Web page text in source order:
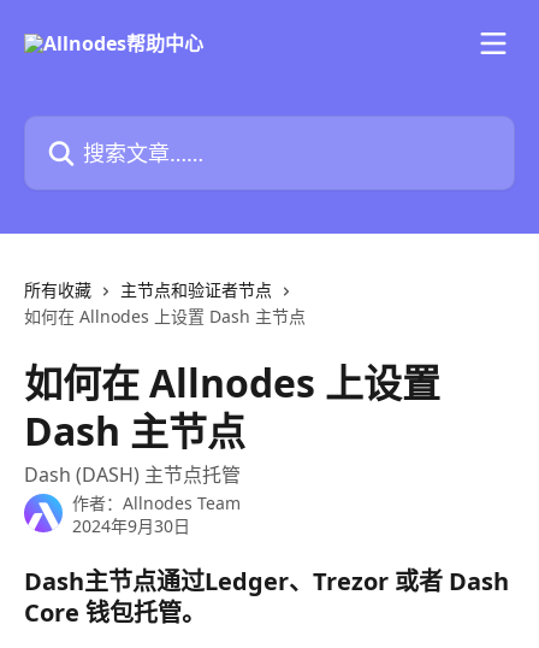
搜索文章……
所有收藏
主节点和验证者节点
如何在 Allnodes 上设置 Dash 主节点
如何在 Allnodes 上设置
Dash 主节点
Dash (DASH) 主节点托管
作者： Allnodes Team
2024年9月30日
Dash主节点通过Ledger、Trezor 或者 Dash
Core 钱包托管。